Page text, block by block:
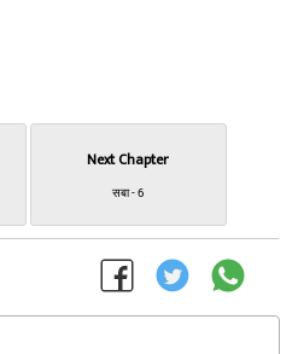
Next Chapter
सबा - 6